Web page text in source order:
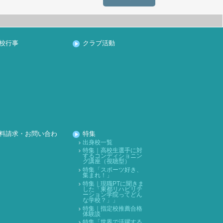
行事 クラブ活動
請求・お問い合わ
特集
出身校一覧
特集｜高校生選手に対
するコンディショニン
グ講座（視聴型）
特集「スポーツ好き、
集まれ！」
特集｜現職PTに聞きま
した「東都リハビリテ
ーション学院ってどん
な学校？」」
特集｜指定校推薦合格
体験談